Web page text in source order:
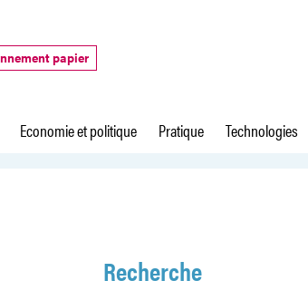
papier
Economie et politique Pratique Technologies
Recherche